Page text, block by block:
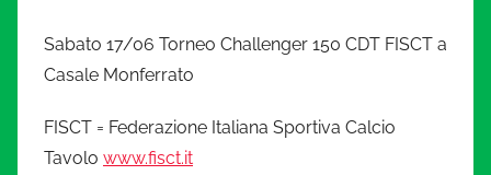
Sabato 17/06 Torneo Challenger 150 CDT FISCT a
Casale Monferrato
FISCT = Federazione Italiana Sportiva Calcio
Tavolo www.fisct.it